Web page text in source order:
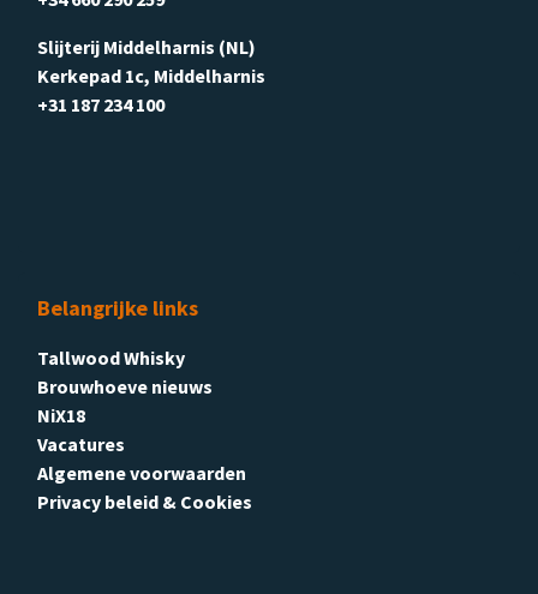
Slijterij Middelharnis (NL)
Kerkepad 1c, Middelharnis
+31 187 234 100
Belangrijke links
Tallwood Whisky
Brouwhoeve nieuws
NiX18
Vacatures
Algemene voorwaarden
Privacy beleid & Cookies